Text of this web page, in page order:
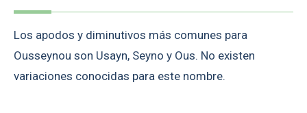
Los apodos y diminutivos más comunes para
Ousseynou son Usayn, Seyno y Ous. No existen
variaciones conocidas para este nombre.